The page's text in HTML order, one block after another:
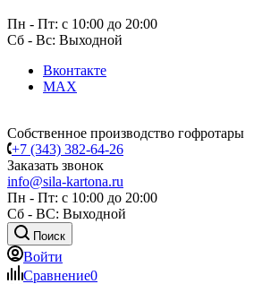
Пн - Пт: с 10:00 до 20:00
Сб - Вс: Выходной
Вконтакте
MAX
Собственное производство гофротары
+7 (343) 382-64-26
Заказать звонок
info@sila-kartona.ru
Пн - Пт: с 10:00 до 20:00
Сб - ВС: Выходной
Поиск
Войти
Сравнение0